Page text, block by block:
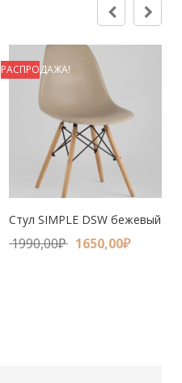
РАСПРОДАЖА!
Стул SIMPLE DSW бежевый
1990,00₽ 1650,00₽